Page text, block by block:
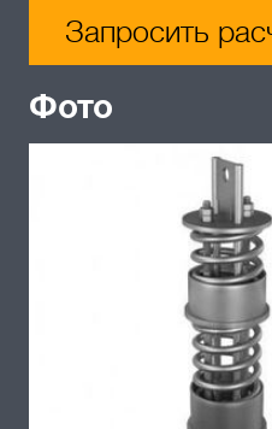
Запросить
Фото